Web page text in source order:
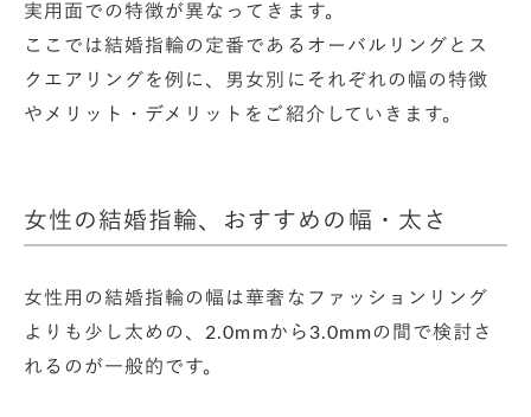
実用面での特徴が異なってきます。
ここでは結婚指輪の定番であるオーバルリングとス
クエアリングを例に、男女別にそれぞれの幅の特徴
やメリット・デメリットをご紹介していきます。
女性の結婚指輪、おすすめの幅・太さ
女性用の結婚指輪の幅は華奢なファッションリング
よりも少し太めの、2.0mmから3.0mmの間で検討さ
れるのが一般的です。